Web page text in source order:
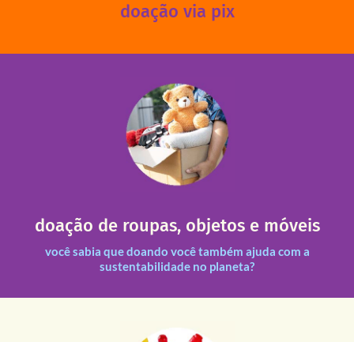
doação via pix
doação de roupas, objetos e móveis
você sabia que doando você também ajuda com a
sustentabilidade no planeta?
entre nossas unidades assim como outras instituições
Você pode doar esses itens na Rua Belmonte, 547 – Vila
Leopoldina – De segunda a sexta, das 8h30 às 11h30 e
das 13h30 às 17h30 (sextas até às 16h30).
fale conosco